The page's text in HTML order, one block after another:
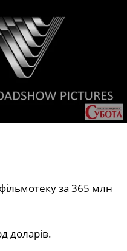
за 365 млн
доларів.